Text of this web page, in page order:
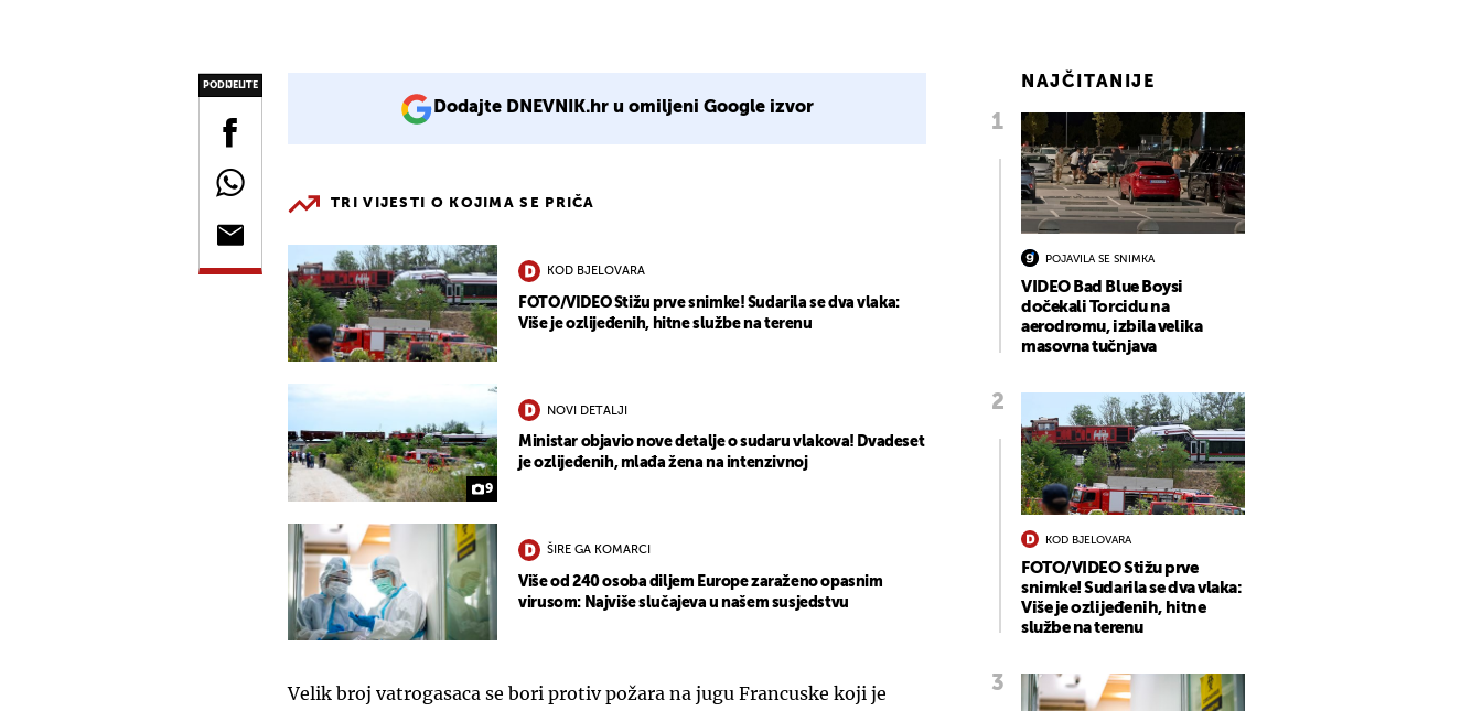
PODIJELITE
Dodajte DNEVNIK.hr u omiljeni Google izvor
TRI VIJESTI O KOJIMA SE PRIČA
KOD BJELOVARA
FOTO/VIDEO Stižu prve snimke! Sudarila se dva vlaka:
Više je ozlijeđenih, hitne službe na terenu
9
NOVI DETALJI
Ministar objavio nove detalje o sudaru vlakova! Dvadeset
je ozlijeđenih, mlađa žena na intenzivnoj
ŠIRE GA KOMARCI
Više od 240 osoba diljem Europe zaraženo opasnim
virusom: Najviše slučajeva u našem susjedstvu
Velik broj vatrogasaca se bori protiv požara na jugu Francuske koji je
NAJČITANIJE
POJAVILA SE SNIMKA
VIDEO Bad Blue Boysi
dočekali Torcidu na
aerodromu, izbila velika
masovna tučnjava
KOD BJELOVARA
FOTO/VIDEO Stižu prve
snimke! Sudarila se dva vlaka:
Više je ozlijeđenih, hitne
službe na terenu